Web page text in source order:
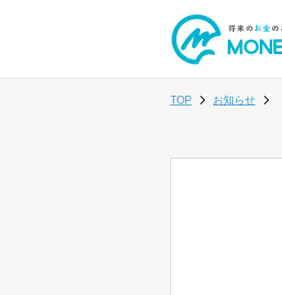
TOP お知らせ